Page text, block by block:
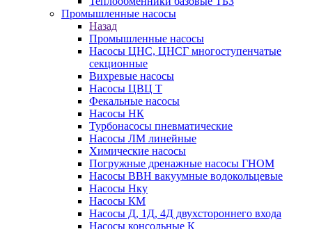
Промышленные насосы
Назад
Промышленные насосы
Насосы ЦНС, ЦНСГ многоступенчатые
секционные
Вихревые насосы
Насосы ЦВЦ Т
Фекальные насосы
Насосы НК
Турбонасосы пневматические
Насосы ЛМ линейные
Химические насосы
Погружные дренажные насосы ГНОМ
Насосы ВВН вакуумные водокольцевые
Насосы Нку
Насосы КМ
Насосы Д, 1Д, 4Д двухстороннего входа
Насосы консольные К